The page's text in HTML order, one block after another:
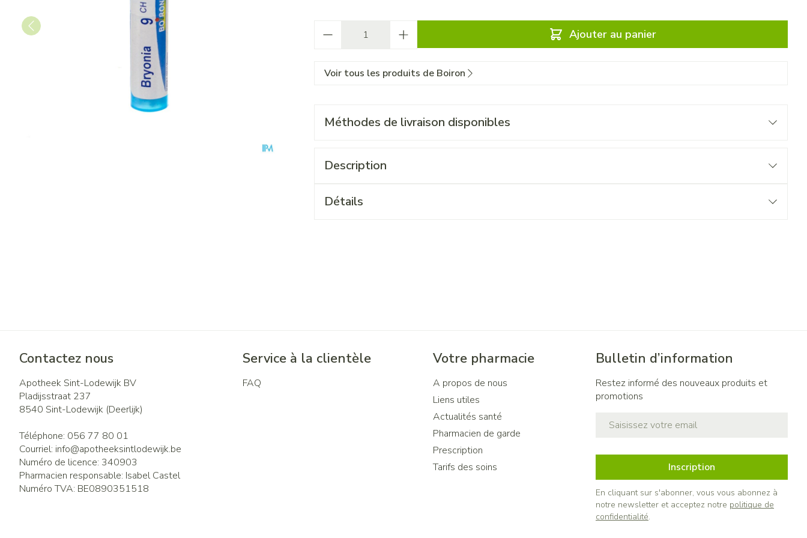
Ajouter au panier
Voir tous les produits de Boiron
Méthodes de livraison disponibles
Description
Détails
Contactez nous
Apotheek Sint-Lodewijk BV
Pladijsstraat 237
8540 Sint-Lodewijk (Deerlijk)
Téléphone: 056 77 80 01
Courriel: info@apotheeksintlodewijk.be
Numéro de licence: 340903
Pharmacien responsable: Isabel Castel
Numéro TVA: BE0890351518
Service à la clientèle
FAQ
Votre pharmacie
A propos de nous
Liens utiles
Actualités santé
Pharmacien de garde
Prescription
Tarifs des soins
Bulletin d’information
Restez informé des nouveaux produits et
promotions
Inscription
En cliquant sur s'abonner, vous vous abonnez à
notre newsletter et acceptez notre politique de
confidentialité.